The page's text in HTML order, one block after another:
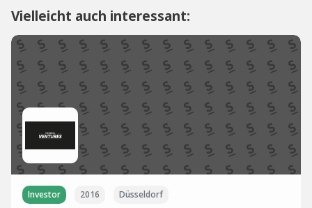
Vielleicht auch interessant:
Investor 2016 Düsseldorf